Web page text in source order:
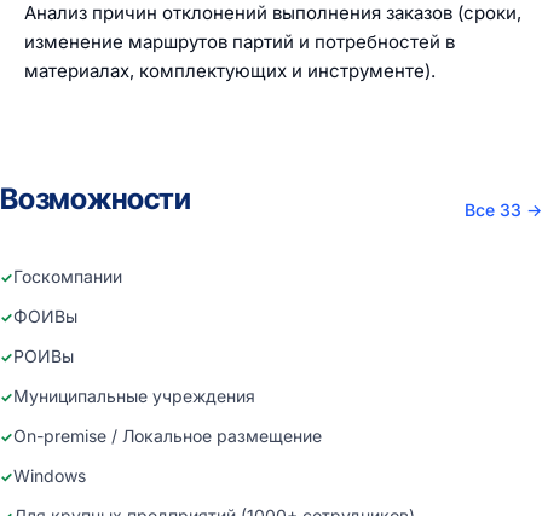
Анализ причин отклонений выполнения заказов (сроки,
изменение маршрутов партий и потребностей в
материалах, комплектующих и инструменте).
Возможности Все 33 →
Госкомпании
ФОИВы
РОИВы
Муниципальные учреждения
On-premise / Локальное размещение
Windows